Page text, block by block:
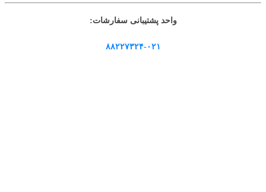
واحد پشتیبانی سفارشات:
۸۸۲۲۷۳۲۴-۰۲۱